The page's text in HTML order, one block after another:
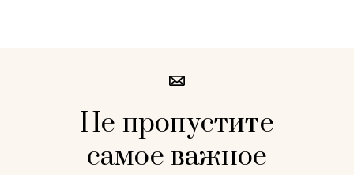
Не пропустите
самое важное